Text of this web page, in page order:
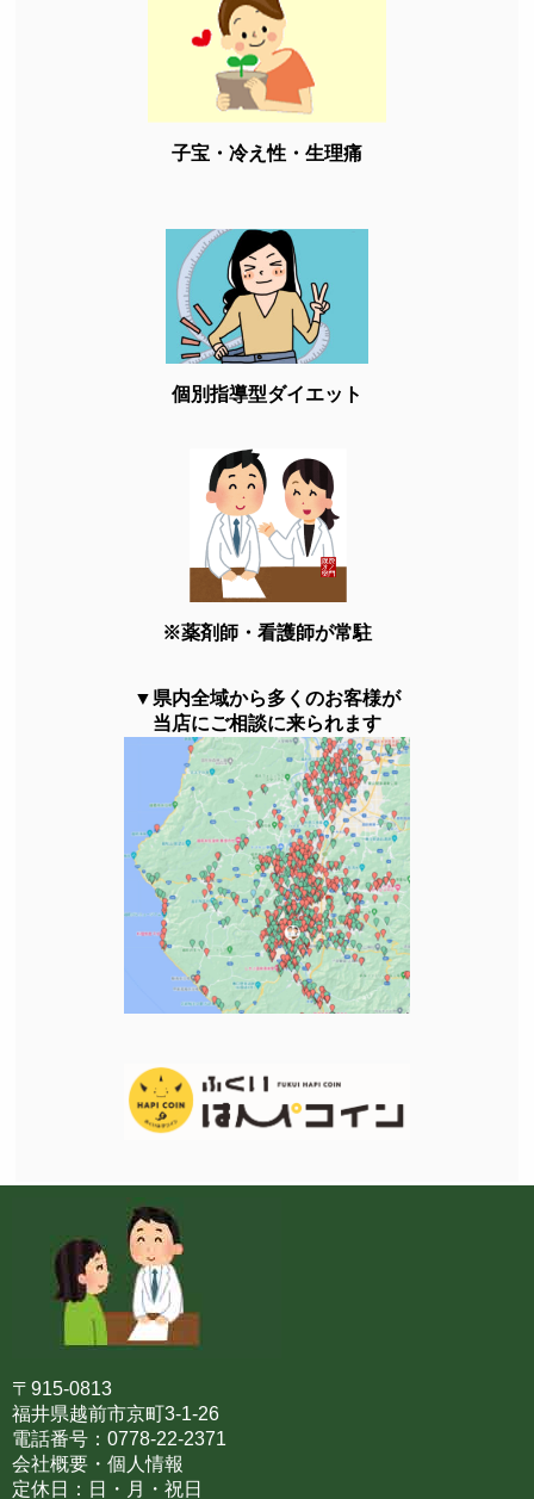
子宝・冷え性・生理痛
個別指導型ダイエット
※薬剤師・看護師が常駐
▼県内全域から多くのお客様が
当店にご相談に来られます
〒915-0813
福井県越前市京町3-1-26
電話番号：0778-22-2371
会社概要・個人情報
定休日：日・月・祝日